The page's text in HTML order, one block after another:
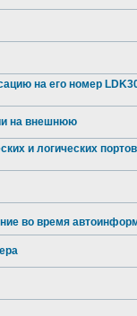
на его номер
на внешнюю
и логических портов
во время